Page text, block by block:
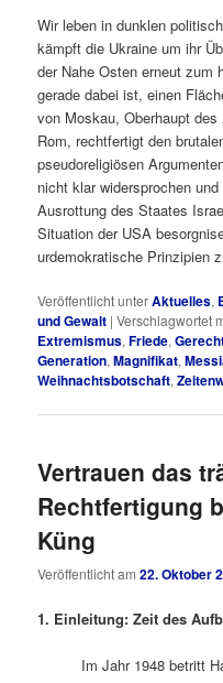
Wir leben in dunklen
kämpft die Ukraine um ihr
der Nahe Osten erneut zum
gerade dabei ist, einen
von Moskau, Oberhaupt des
Rom, rechtfertigt den
pseudoreligiösen
nicht klar widersprochen
Ausrottung des Staates
Situation der USA
urdemokratische Prinzipien
Veröffentlicht unterAktuelles,
und Gewalt |Verschlagwortet
Extremismus,Friede,
Generation,Magnifikat,
Weihnachtsbotschaft,
Vertrauen das
Rechtfertigung
Küng
Veröffentlicht am22. Oktober
1. Einleitung: Zeit des
Im Jahr 1948 betritt